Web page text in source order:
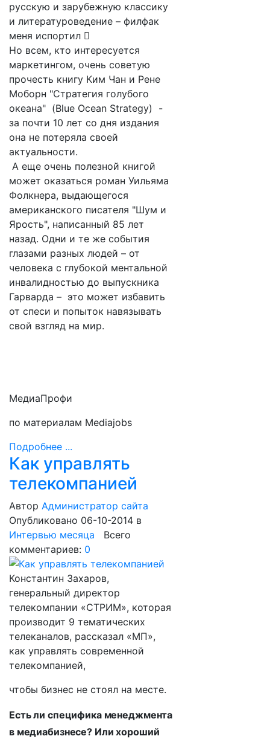
русскую и зарубежную классику
и литературоведение – филфак
меня испортил 
Но всем, кто интересуется
маркетингом, очень советую
прочесть книгу Ким Чан и Рене
Моборн "Стратегия голубого
океана" (Blue Ocean Strategy) -
за почти 10 лет со дня издания
она не потеряла своей
актуальности.
А еще очень полезной книгой
может оказаться роман Уильяма
Фолкнера, выдающегося
американского писателя "Шум и
Ярость", написанный 85 лет
назад. Одни и те же события
глазами разных людей – от
человека с глубокой ментальной
инвалидностью до выпускника
Гарварда – это может избавить
от спеси и попыток навязывать
свой взгляд на мир.
МедиаПрофи
по материалам Mediajobs
Подробнее ...
Как управлять
телекомпанией
Автор Администратор сайта
Опубликовано 06-10-2014 в
Интервью месяца Всего
комментариев: 0
Константин Захаров,
генеральный директор
телекомпании «СТРИМ», которая
производит 9 тематических
телеканалов, рассказал «МП»,
как управлять современной
телекомпанией,
чтобы бизнес не стоял на месте.
Есть ли специфика менеджмента
в медиабизнесе? Или хороший